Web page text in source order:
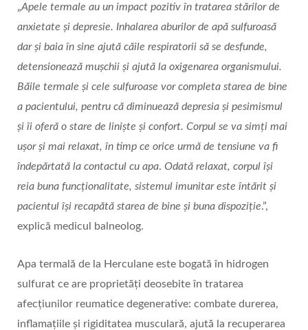
„Apele termale au un impact pozitiv în tratarea stărilor de
anxietate și depresie. Inhalarea aburilor de apă sulfuroasă
dar și baia în sine ajută căile respiratorii să se desfunde,
detensionează mușchii și ajută la oxigenarea organismului.
Băile termale și cele sulfuroase vor completa starea de bine
a pacientului, pentru că diminuează depresia și pesimismul
și îi oferă o stare de liniște și confort. Corpul se va simți mai
ușor și mai relaxat, în timp ce orice urmă de tensiune va fi
îndepărtată la contactul cu apa. Odată relaxat, corpul își
reia buna funcționalitate, sistemul imunitar este întărit și
pacientul își recapătă starea de bine și buna dispoziție.”,
explică medicul balneolog.
Apa termală de la Herculane este bogată în hidrogen
sulfurat ce are proprietăți deosebite în tratarea
afecțiunilor reumatice degenerative: combate durerea,
inflamațiile și rigiditatea musculară, ajută la recuperarea